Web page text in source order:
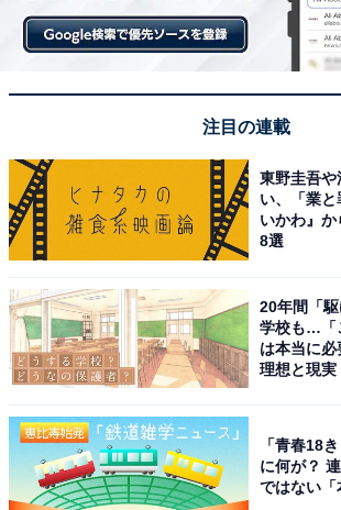
Q3：この充電器は軽い？
軽量・コンパクト設計
・重量: わずか180g
・従来の充電器より大幅な小型化を実現
持ち運びの便利性
注目の連載
東野圭吾
い、「業
いかわ』
8選
20年間「
学校も…「
は本当に
理想と現実
「青春18
に何が？
ではない「